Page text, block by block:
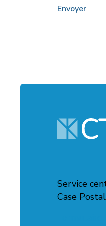
Envoyer
Service
Case